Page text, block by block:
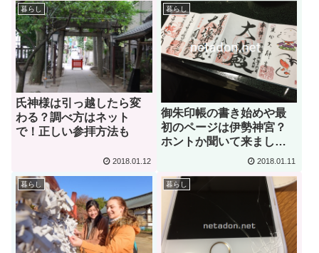
暮らし
氏神様は引っ越したら変
わる？調べ方はネット
で！正しい参拝方法も
2018.01.12
暮らし
御朱印帳の書き始めや最
初のページは伊勢神宮？
ホントか聞いて来まし
2018.01.11
暮らし 暮らし